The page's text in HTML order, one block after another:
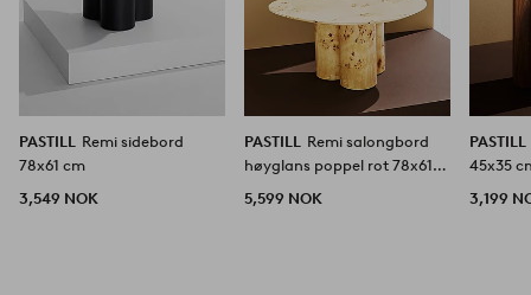
PASTILL
Remi sidebord
78x61 cm
3,549 NOK
PASTILL
Remi salongbord
høyglans poppel rot 78x61
5,599 NOK
PASTILL
45x35
3,199